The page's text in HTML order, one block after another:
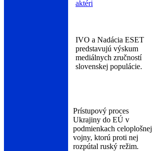
IVO a Nadácia ESET
predstavujú výskum
mediálnych zručností
slovenskej populácie.
Prístupový proces
Ukrajiny do EÚ v
podmienkach celoplošnej
vojny, ktorú proti nej
rozpútal ruský režim.